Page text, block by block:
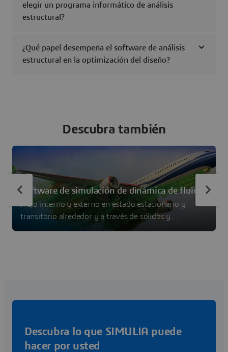
elegir un programa informático de análisis
estructural?
¿Qué papel desempeña el software de análisis
estructural en la optimización del diseño?
Descubra también
Software de simulación de dinámica de fluidos
computacional
Flujo interno y externo en estado estacionario y
transitorio alrededor y a través de sólidos y
Descubra lo que SIMULIA puede
hacer por usted